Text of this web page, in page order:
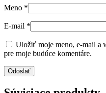
Meno *
E-mail *
Uložiť moje meno, e-mail a
pre moje budúce komentáre.